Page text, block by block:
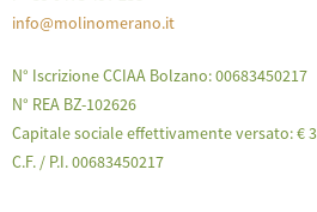
info@molinomerano.it
N° Iscrizione CCIAA Bolzano: 00683450217
N° REA BZ-102626
Capitale sociale effettivamente versato: €
C.F. / P.I. 00683450217